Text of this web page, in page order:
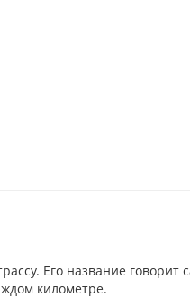
Его название говорит
километре.